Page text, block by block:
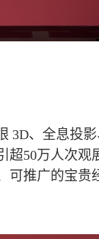
、全息投
50万人次
推广的宝贵